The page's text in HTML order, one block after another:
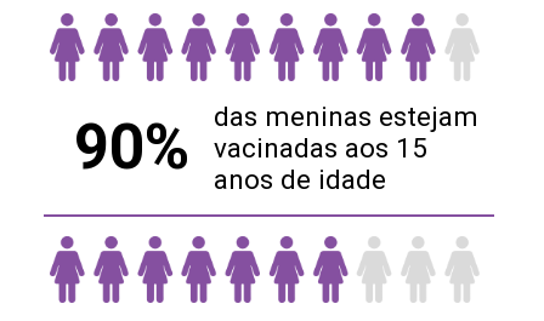
90%
das meninas estejam
vacinadas aos 15
anos de idade